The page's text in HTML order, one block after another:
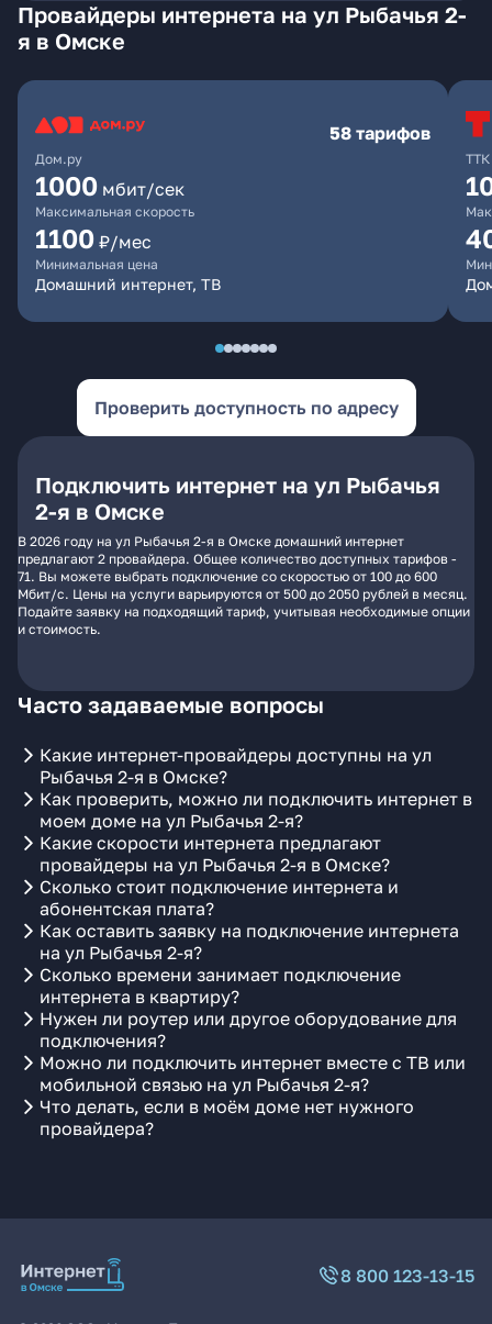
Провайдеры интернета на ул Рыбачья 2-
я в Омске
Дом.ру
58 тарифов
1000 мбит/сек
Максимальная скорость
1100 ₽/мес
Минимальная цена
Домашний интернет, ТВ
ТТК
Проверить доступность по адресу
Подключить интернет на ул Рыбачья
2-я в Омске
В 2026 году на ул Рыбачья 2-я в Омске домашний интернет
предлагают 2 провайдера. Общее количество доступных тарифов -
71. Вы можете выбрать подключение со скоростью от 100 до 600
Мбит/с. Цены на услуги варьируются от 500 до 2050 рублей в месяц.
Подайте заявку на подходящий тариф, учитывая необходимые опции
и стоимость.
Часто задаваемые вопросы
Какие интернет-провайдеры доступны на ул
Рыбачья 2-я в Омске?
Как проверить, можно ли подключить интернет в
моем доме на ул Рыбачья 2-я?
Какие скорости интернета предлагают
провайдеры на ул Рыбачья 2-я в Омске?
Сколько стоит подключение интернета и
абонентская плата?
Как оставить заявку на подключение интернета
на ул Рыбачья 2-я?
Сколько времени занимает подключение
интернета в квартиру?
Нужен ли роутер или другое оборудование для
подключения?
Можно ли подключить интернет вместе с ТВ или
мобильной связью на ул Рыбачья 2-я?
Что делать, если в моём доме нет нужного
провайдера?
8 800 123-13-15